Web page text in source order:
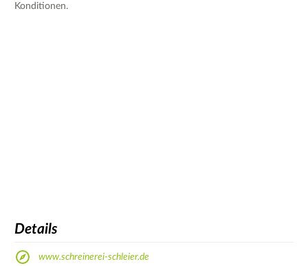
Konditionen.
Details
www.schreinerei-schleier.de